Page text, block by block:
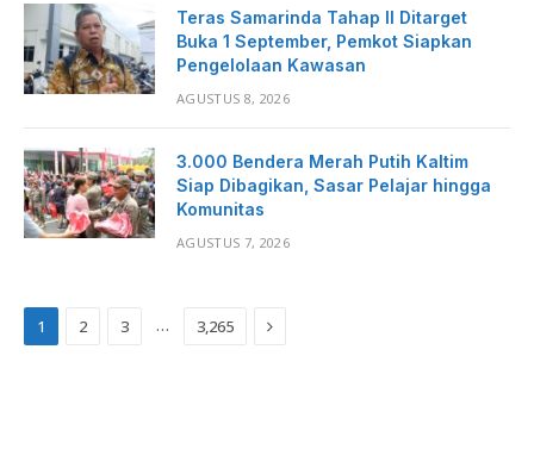
Teras Samarinda Tahap II Ditarget
Buka 1 September, Pemkot Siapkan
Pengelolaan Kawasan
AGUSTUS 8, 2026
3.000 Bendera Merah Putih Kaltim
Siap Dibagikan, Sasar Pelajar hingga
Komunitas
AGUSTUS 7, 2026
1 2 3 … 3,265 Next